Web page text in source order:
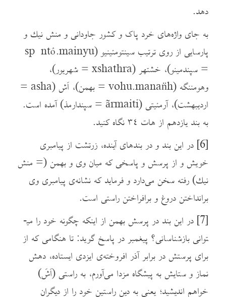
دهد.
به جای واژه‌های خرد پاک و کشور جاودانی و منش نيك و
پارسایی از روی ترتیب سينتومئينيو (spəntô.mainyu
= سپندمینو)، خشتهر (xshathra = شهریور)،
وهومننگه (vohu.manan̈h = بهمن)، اَش (asha =
اردیبهشت)، آرمئیتی (ãrmaiti = سپندارمذ) آمده است.
به بند یازدهم از هات ٣٤ نگاه کنید.
[6]
در این بند و در بندهای آینده، زرتشت از پیامبری
خویش و از پرسش و پاسخی که میان وی و بهمن (= منش
نيك) رفته سخن می‌دارد و فرماید که نشانه‌ی پیامبری وی
برانداختن دروغ و برافراختن راستی است.
[7] در این بند در پرسش بهمن از اینکه چگونه خود را می­
توانی بازشناسانی؟ پیغمبر در پاسخ گوید: تا هنگامی که از
برای پرستش در برابر آذر افروخته‌ی ایزدی ایستاده، دهش
نماز و ستایش به پیشگاه مزدا می‌آورم، به راستی (اَشَ)
خواهم اندیشید؛ یعنی به دین راستین خود را از دیگران